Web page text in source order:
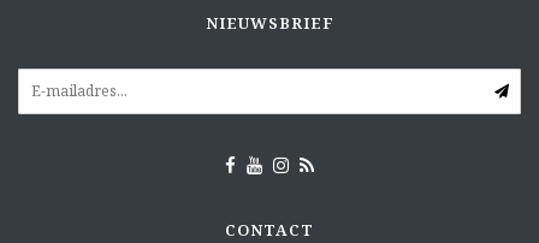
NIEUWSBRIEF
CONTACT